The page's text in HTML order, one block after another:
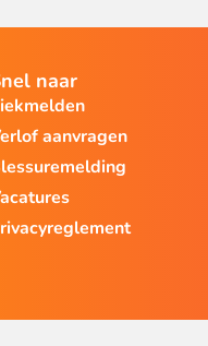
naar
aanvragen